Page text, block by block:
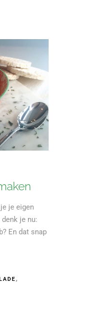
je eigen
je nu:
En dat snap
,